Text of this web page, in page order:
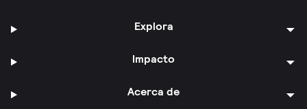
Explora
Impacto
Acerca de